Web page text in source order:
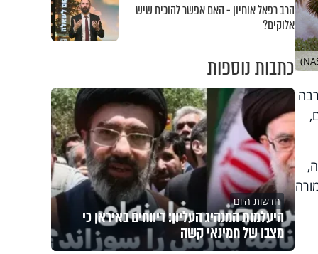
הרב רפאל אוחיון - האם אפשר להוכיח שיש
אלוקים?
כתבות נוספות
חדשות היום
היעלמות המנהיג העליון: דיווחים באיראן כי
מצבו של חמינאי קשה